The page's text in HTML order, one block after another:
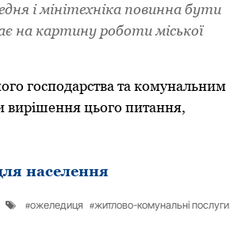
і мінітехніка повинна бути
на картину роботи міської
господарства та комунальним
вирішення цього питання,
населення
ожеледиця житлово-комунальні послуги